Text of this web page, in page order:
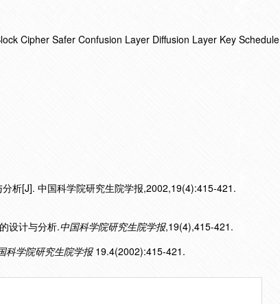
Cipher Safer Confusion Layer Diffusion Layer Key Schedule
析[J]. 中国科学院研究生院学报,2002,19(4):415-421.
设计与分析.中国科学院研究生院学报,19(4),415-421.
科学院研究生院学报19.4(2002):415-421.